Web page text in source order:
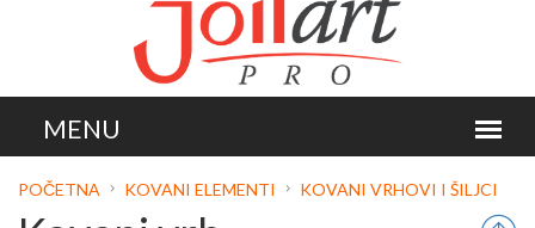
POČETNA KOVANI ELEMENTI KOVANI VRHOVI I ŠILJCI